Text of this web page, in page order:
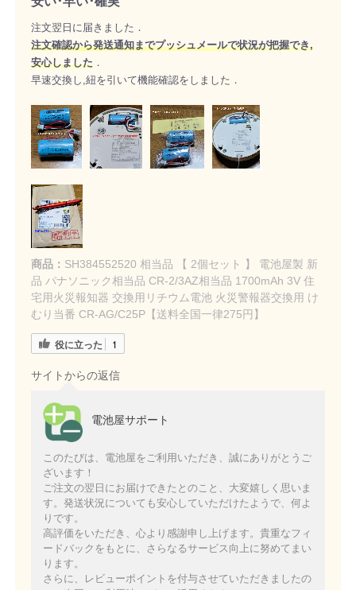
注文翌日に届きました．
注文確認から発送通知までプッシュメールで状況が把握でき,
安心しました．
早速交換し,紐を引いて機能確認をしました．
商品： SH384552520 相当品 【 2個セット 】 電池屋製 新
品 パナソニック相当品 CR-2/3AZ相当品 1700mAh 3V 住
宅用火災報知器 交換用リチウム電池 火災警報器交換用 け
むり当番 CR-AG/C25P【送料全国一律275円】
役に立った 1
サイトからの返信
電池屋サポート
このたびは、電池屋をご利用いただき、誠にありがとうご
ざいます！
ご注文の翌日にお届けできたとのこと、大変嬉しく思いま
す。発送状況についても安心していただけたようで、何よ
りです。
高評価をいただき、心より感謝申し上げます。貴重なフィ
ードバックをもとに、さらなるサービス向上に努めてまい
ります。
さらに、レビューポイントを付与させていただきましたの